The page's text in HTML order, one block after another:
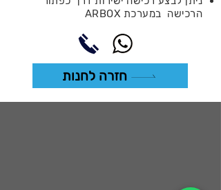
הרכישה במערכת ARBOX
חזרה לחנות